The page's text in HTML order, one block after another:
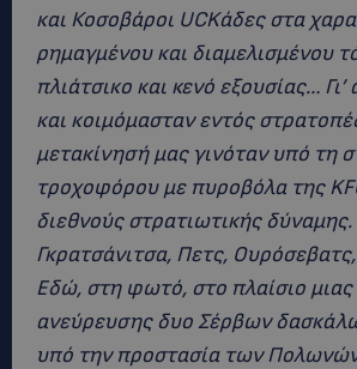
και Κοσοβάροι UCKάδες στα
ρημαγμένου και διαμελισμένου
πλιάτσικο και κενό εξουσίας…
και κοιμόμασταν εντός
μετακίνησή μας γινόταν υπό τη
τροχοφόρου με πυροβόλα της
διεθνούς στρατιωτικής δύναμης.
Γκρατσάνιτσα, Πετς,
Εδώ, στη φωτό, στο πλαίσιο μιας
ανεύρευσης δυο Σέρβων
υπό την προστασία των